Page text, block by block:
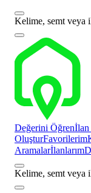
Kelime, semt veya
Değerini Öğrenİlan
OluşturFavorilerim
Aramalarİlanlarım
Kelime, semt veya